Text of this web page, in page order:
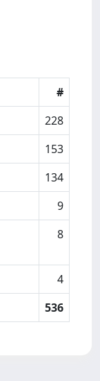
#
228
153
134
9
8
4
536